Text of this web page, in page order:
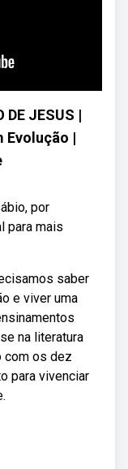
DE JESUS |
Evolução |
por
para mais
saber
e viver uma
na literatura
com os dez
para vivenciar